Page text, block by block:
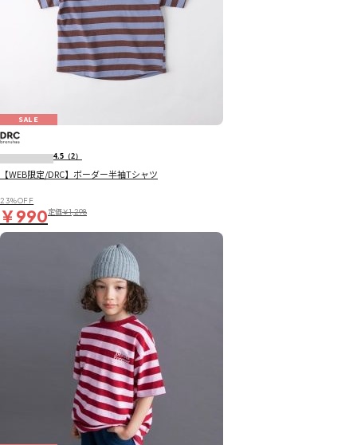
SALE
4.5 （2）
【WEB限定/DRC】ボーダー半袖Tシャツ
23％OFF
￥990定価￥1,298